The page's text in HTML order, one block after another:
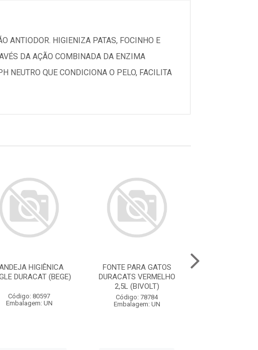
ANTIODOR. HIGIENIZA PATAS, FOCINHO E
DA AÇÃO COMBINADA DA ENZIMA
NEUTRO QUE CONDICIONA O PELO, FACILITA
HIGIÊNICA
DURACAT (BEGE)
Código: 80597
Embalagem: UN
FONTE PARA GATOS
DURACATS VERMELHO
2,5L (BIVOLT)
Código: 78784
Embalagem: UN